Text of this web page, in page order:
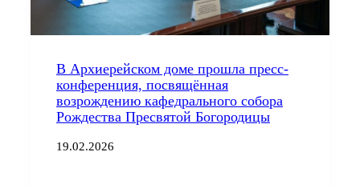
В Архиерейском доме прошла пресс-
конференция, посвящённая
возрождению кафедрального собора
Рождества Пресвятой Богородицы
19.02.2026